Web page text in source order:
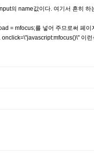
의 name값이다. 여기서 흔히
= mfocus;를 넣어 주므로써 페
이